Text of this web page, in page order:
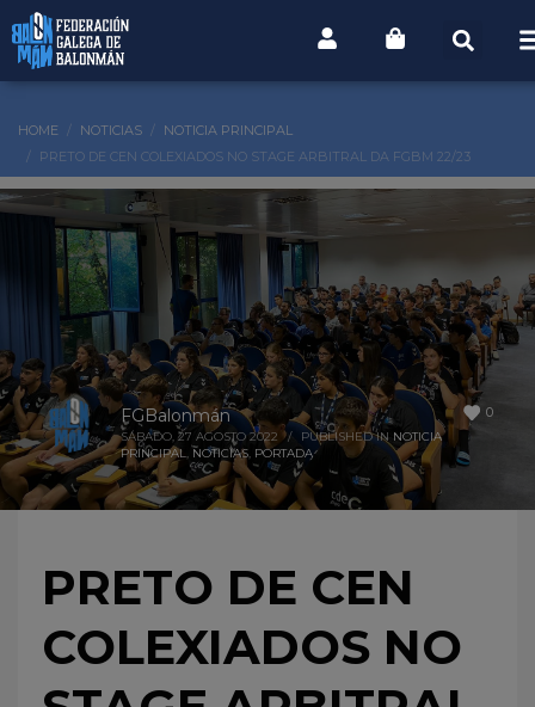
HOME NOTICIAS
NOTICIA PRINCIPAL
PRETO DE CEN COLEXIADOS NO STAGE ARBITRAL DA FGBM 22/23
0
FGBalonmán
SÁBADO, 27 AGOSTO 2022 / PUBLISHED IN NOTICIA
PRINCIPAL, NOTICIAS, PORTADA
PRETO DE CEN
COLEXIADOS NO